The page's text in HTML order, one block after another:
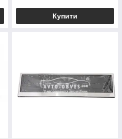
Купити